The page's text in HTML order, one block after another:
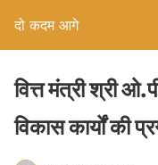
दो कदम आगे
वित्त मंत्री श्री
विकास कार्यों की